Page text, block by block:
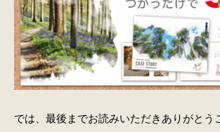
では、最後までお読みいただきありがとう